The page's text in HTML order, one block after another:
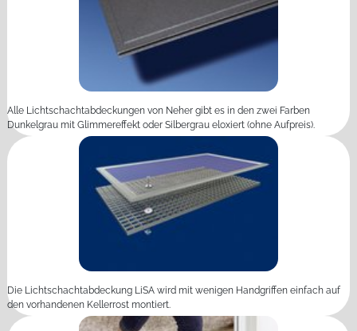
Alle Lichtschachtabdeckungen von Neher gibt es in den zwei Farben
Dunkelgrau mit Glimmereffekt oder Silbergrau eloxiert (ohne Aufpreis).
Die Lichtschachtabdeckung LiSA wird mit wenigen Handgriffen einfach auf
den vorhandenen Kellerrost montiert.